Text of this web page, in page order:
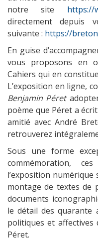
notre site https://
directement depuis
suivante : https://
En guise
vous proposons en
Cahiers qui en
L’exposition en ligne,
Benjamin Péret
poème que Péret a
amitié avec André
retrouverez
Sous une forme
commémoration,
l’exposition
montage de textes de
documents
le détail des quarante
politiques et affectives
Péret.